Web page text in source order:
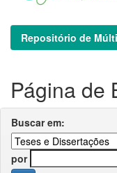
Repositório de
Página de
Buscar em:
por